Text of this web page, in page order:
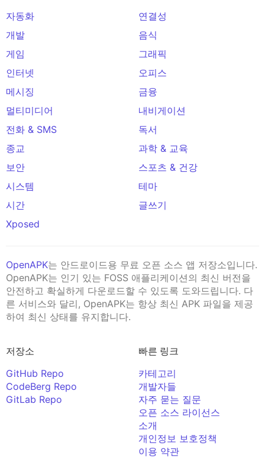
자동화
연결성
개발
음식
게임
그래픽
인터넷
오피스
메시징
금융
멀티미디어
내비게이션
전화 & SMS
독서
종교
과학 & 교육
보안
스포츠 & 건강
시스템
테마
시간
글쓰기
Xposed
OpenAPK는 안드로이드용 무료 오픈 소스 앱 저장소입니다.
OpenAPK는 인기 있는 FOSS 애플리케이션의 최신 버전을
안전하고 확실하게 다운로드할 수 있도록 도와드립니다. 다
른 서비스와 달리, OpenAPK는 항상 최신 APK 파일을 제공
하여 최신 상태를 유지합니다.
저장소
GitHub Repo
CodeBerg Repo
GitLab Repo
빠른 링크
카테고리
개발자들
자주 묻는 질문
오픈 소스 라이선스
소개
개인정보 보호정책
이용 약관